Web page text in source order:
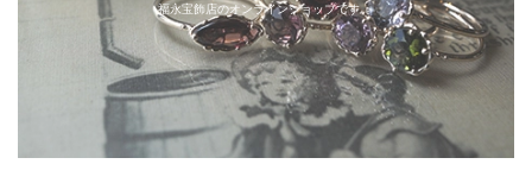
福永宝飾店のオンラインショップです ＞